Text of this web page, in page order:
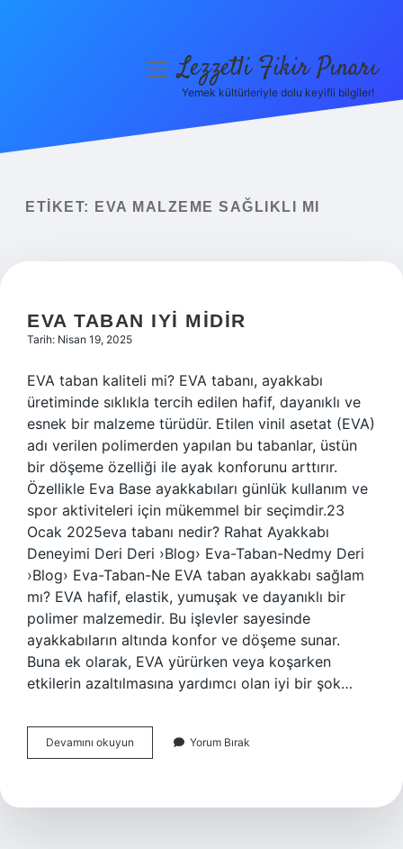
Yasal Uyarı
menüyüLezzetli Fikir Pınarı
Yemek kültürleriyle dolu keyifli bilgiler!
ETIKET: EVA MALZEME SAĞLIKLI MI
EVA TABAN IYI MIDIR
Tarih: Nisan 19, 2025
EVA taban kaliteli mi? EVA tabanı, ayakkabı
üretiminde sıklıkla tercih edilen hafif, dayanıklı ve
esnek bir malzeme türüdür. Etilen vinil asetat (EVA)
adı verilen polimerden yapılan bu tabanlar, üstün
bir döşeme özelliği ile ayak konforunu arttırır.
Özellikle Eva Base ayakkabıları günlük kullanım ve
spor aktiviteleri için mükemmel bir seçimdir.23
Ocak 2025eva tabanı nedir? Rahat Ayakkabı
Deneyimi Deri Deri ›Blog› Eva-Taban-Nedmy Deri
›Blog› Eva-Taban-Ne EVA taban ayakkabı sağlam
mı? EVA hafif, elastik, yumuşak ve dayanıklı bir
polimer malzemedir. Bu işlevler sayesinde
ayakkabıların altında konfor ve döşeme sunar.
Buna ek olarak, EVA yürürken veya koşarken
etkilerin azaltılmasına yardımcı olan iyi bir şok…
Devamını okuyun
Taban
Yorum Bırak